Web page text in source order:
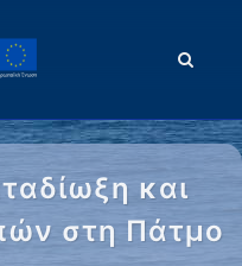
και
στη Πάτμο